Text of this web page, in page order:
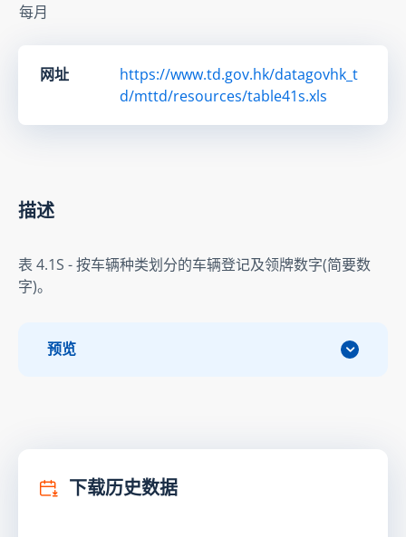
每月
网址
https://www.td.gov.hk/datagovhk_t
d/mttd/resources/table41s.xls
描述
表 4.1S - 按车辆种类划分的车辆登记及领牌数字(简要数
字)。
预览
下载历史数据